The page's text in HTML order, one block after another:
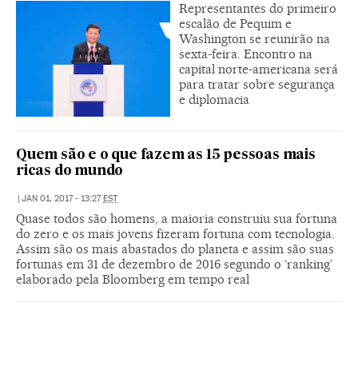
Representantes do primeiro
escalão de Pequim e
Washington se reunirão na
sexta-feira. Encontro na
capital norte-americana será
para tratar sobre segurança
e diplomacia
Quem são e o que fazem as 15 pessoas mais
ricas do mundo
| JAN 01, 2017 - 13:27EST
Quase todos são homens, a maioria construiu sua fortuna
do zero e os mais jovens fizeram fortuna com tecnologia.
Assim são os mais abastados do planeta e assim são suas
fortunas em 31 de dezembro de 2016 segundo o ‘ranking’
elaborado pela Bloomberg em tempo real